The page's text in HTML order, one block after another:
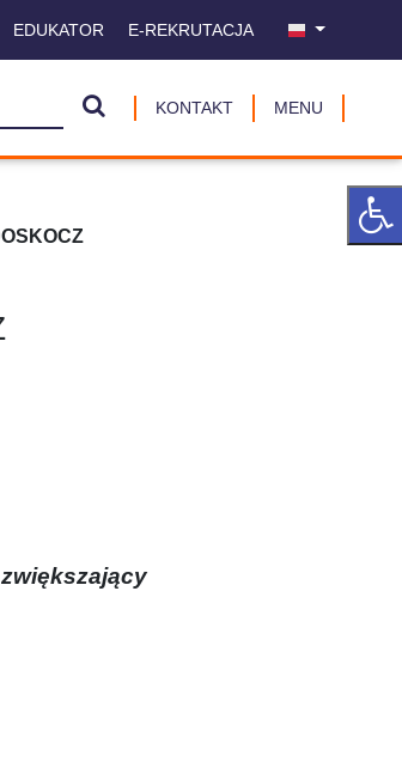
EDUKATOR E-REKRUTACJA
KONTAKT MENU